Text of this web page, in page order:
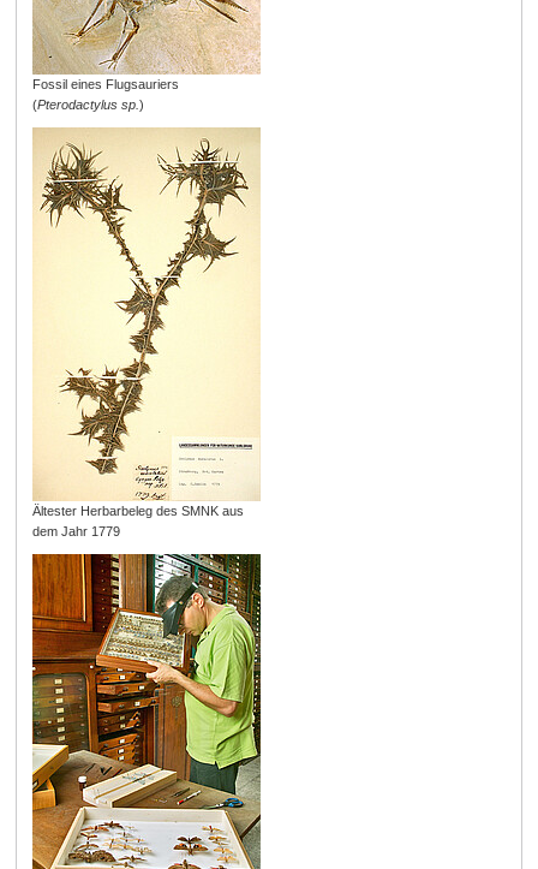
Fossil eines Flugsauriers
(Pterodactylus sp. )
Ältester Herbarbeleg des SMNK aus
dem Jahr 1779